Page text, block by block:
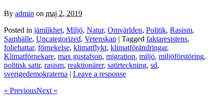
By admin on maj 2, 2019
Posted in jämlikhet, Miljö, Natur, Omvärlden, Politik, Rasism,
Samhälle, Uncategorized, Vetenskap | Tagged faktaresistens,
foliehattar, förnekelse, klimatflykt, klimatförändringar,
Klimatförnekare, max gustafson, migration, miljö, miljöförstöring,
politisk satir, rasism, reaktionärer, satirteckning, sd,
sverigedemokraterna | Leave a response
« PreviousNext »